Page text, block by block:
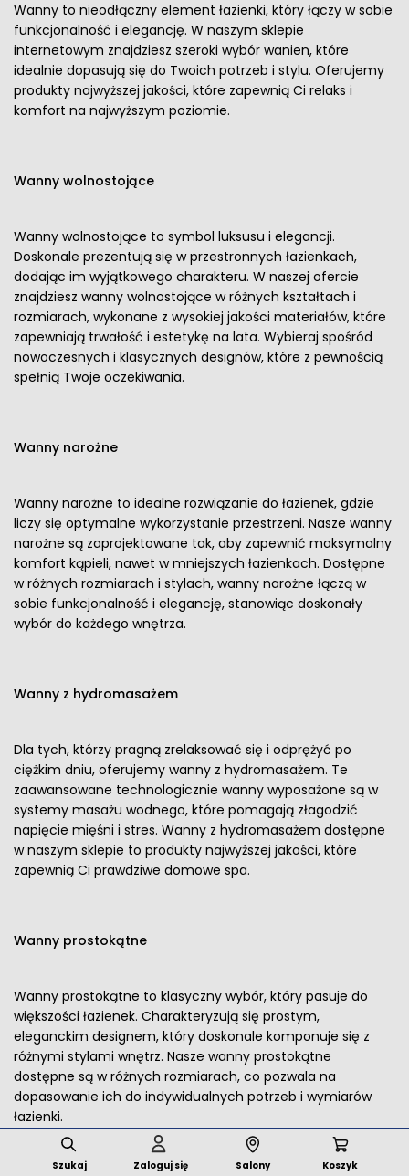
Szukaj Zaloguj się Salony Koszyk
Wanny to nieodłączny element łazienki, który łączy w sobie
funkcjonalność i elegancję. W naszym sklepie
internetowym znajdziesz szeroki wybór wanien, które
idealnie dopasują się do Twoich potrzeb i stylu. Oferujemy
produkty najwyższej jakości, które zapewnią Ci relaks i
komfort na najwyższym poziomie.
Wanny wolnostojące
Wanny wolnostojące to symbol luksusu i elegancji.
Doskonale prezentują się w przestronnych łazienkach,
dodając im wyjątkowego charakteru. W naszej ofercie
znajdziesz wanny wolnostojące w różnych kształtach i
rozmiarach, wykonane z wysokiej jakości materiałów, które
zapewniają trwałość i estetykę na lata. Wybieraj spośród
nowoczesnych i klasycznych designów, które z pewnością
spełnią Twoje oczekiwania.
Wanny narożne
Wanny narożne to idealne rozwiązanie do łazienek, gdzie
liczy się optymalne wykorzystanie przestrzeni. Nasze wanny
narożne są zaprojektowane tak, aby zapewnić maksymalny
komfort kąpieli, nawet w mniejszych łazienkach. Dostępne
w różnych rozmiarach i stylach, wanny narożne łączą w
sobie funkcjonalność i elegancję, stanowiąc doskonały
wybór do każdego wnętrza.
Wanny z hydromasażem
Dla tych, którzy pragną zrelaksować się i odprężyć po
ciężkim dniu, oferujemy wanny z hydromasażem. Te
zaawansowane technologicznie wanny wyposażone są w
systemy masażu wodnego, które pomagają złagodzić
napięcie mięśni i stres. Wanny z hydromasażem dostępne
w naszym sklepie to produkty najwyższej jakości, które
zapewnią Ci prawdziwe domowe spa.
Wanny prostokątne
Wanny prostokątne to klasyczny wybór, który pasuje do
większości łazienek. Charakteryzują się prostym,
eleganckim designem, który doskonale komponuje się z
różnymi stylami wnętrz. Nasze wanny prostokątne
dostępne są w różnych rozmiarach, co pozwala na
dopasowanie ich do indywidualnych potrzeb i wymiarów
łazienki.